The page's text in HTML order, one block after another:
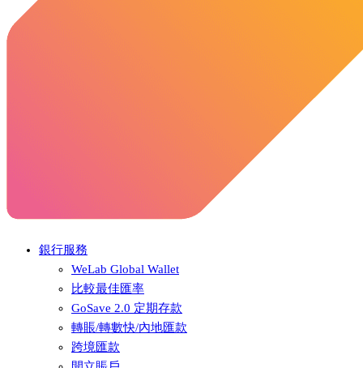
銀行服務
WeLab Global Wallet
比較最佳匯率
GoSave 2.0 定期存款
轉賬/轉數快/內地匯款
跨境匯款